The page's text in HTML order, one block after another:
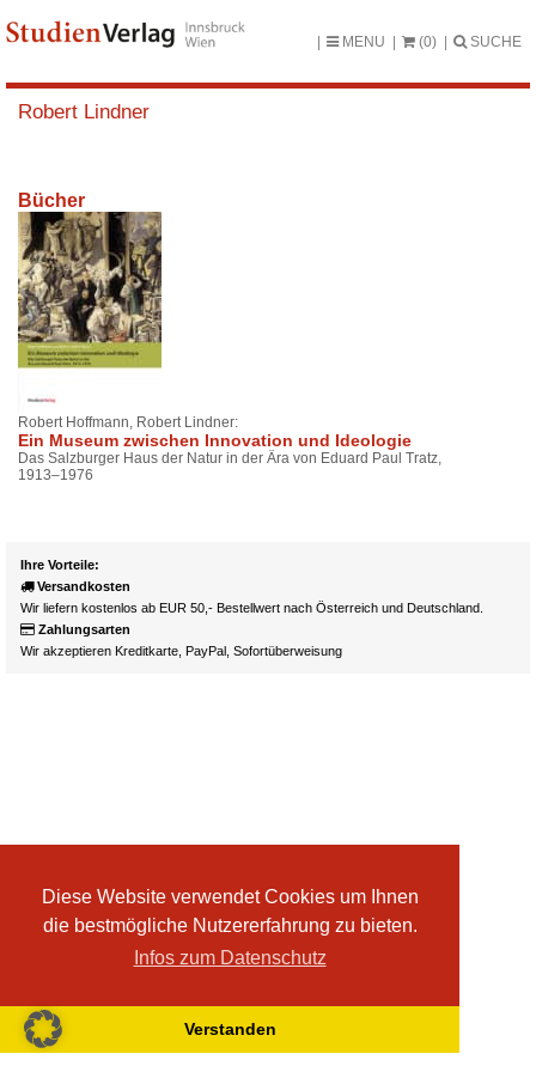
Diese Website verwendet Cookies um Ihnen
die bestmögliche Nutzererfahrung zu bieten.
Infos zum Datenschutz
Verstanden
MENU (0) SUCHE
Robert Lindner
Bücher
Robert Hoffmann, Robert Lindner:
Ein Museum zwischen Innovation und Ideologie
Das Salzburger Haus der Natur in der Ära von Eduard Paul Tratz,
1913–1976
Ihre Vorteile:
Versandkosten
Wir liefern kostenlos ab EUR 50,- Bestellwert nach Österreich und Deutschland.
Zahlungsarten
Wir akzeptieren Kreditkarte, PayPal, Sofortüberweisung